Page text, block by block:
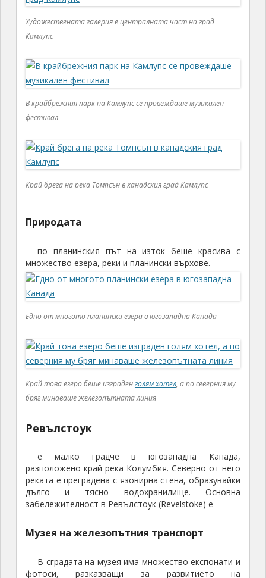
Художествената галерия е централната част на град
Камлупс
В крайбрежния парк на Камлупс се провеждаше музикален
фестивал
Край брега на река Томпсън в канадския град Камлупс
Природата
по планинския път на изток беше красива с
множество езера, реки и планински върхове.
Едно от многото планински езера в югозападна Канада
Край това езеро беше изграденголям хотел, а по северния му
бряг минаваше железопътната линия
Ревълстоук
е малко градче в югозападна Канада,
разположено край река Колумбия. Северно от него
реката е преградена с язовирна стена, образувайки
дълго и тясно водохранилище. Основна
забележителност в Ревълстоук (Revelstoke) е
Музея на железопътния транспорт
В сградата на музея има множество експонати и
фотоси, разказващи за развитието на